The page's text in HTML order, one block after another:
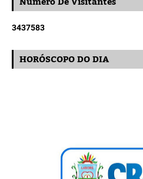
3437583
HORÓSCOPO DO DIA